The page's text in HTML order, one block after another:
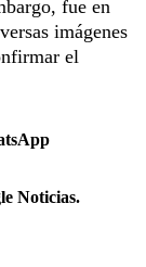
fue en
imágenes
el
Noticias.